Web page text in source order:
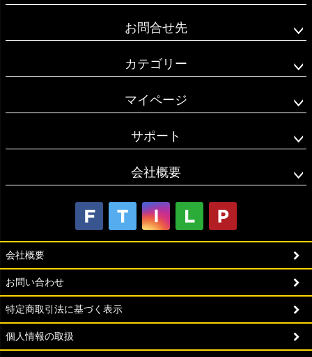
お問合せ先
カテゴリー
マイページ
サポート
会社概要
会社概要
お問い合わせ
特定商取引法に基づく表示
個人情報の取扱